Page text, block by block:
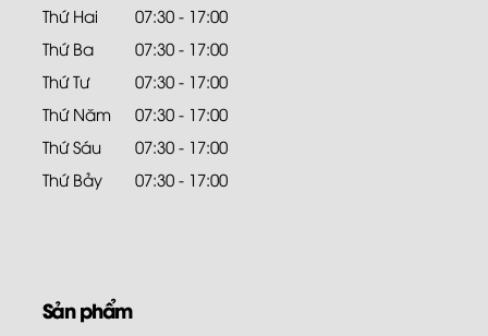
Thứ Hai
07:30 - 17:00
Thứ Ba
07:30 - 17:00
Thứ Tư
07:30 - 17:00
Thứ Năm
07:30 - 17:00
Thứ Sáu
07:30 - 17:00
Thứ Bảy
07:30 - 17:00
Sản phẩm